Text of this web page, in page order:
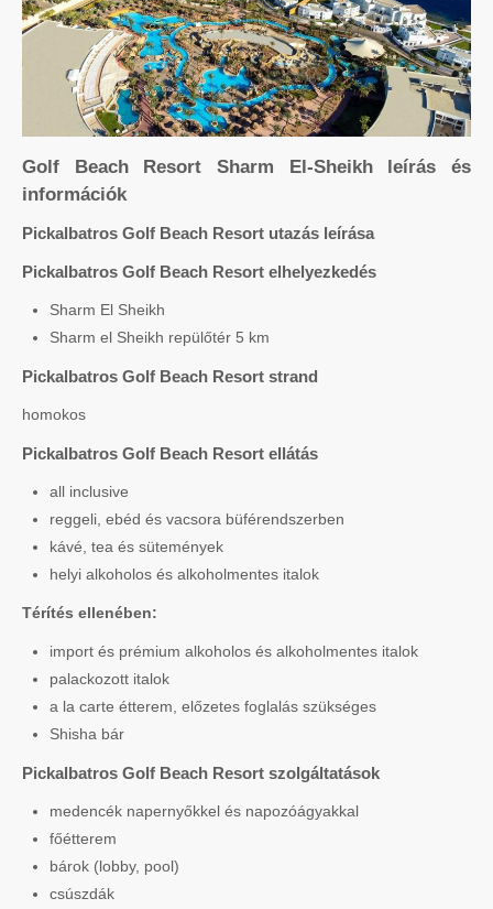
Golf Beach Resort Sharm El-Sheikh leírás és
információk
Pickalbatros Golf Beach Resort utazás leírása
Pickalbatros Golf Beach Resort elhelyezkedés
Sharm El Sheikh
Sharm el Sheikh repülőtér 5 km
Pickalbatros Golf Beach Resort strand
homokos
Pickalbatros Golf Beach Resort ellátás
all inclusive
reggeli, ebéd és vacsora büférendszerben
kávé, tea és sütemények
helyi alkoholos és alkoholmentes italok
Térítés ellenében:
import és prémium alkoholos és alkoholmentes italok
palackozott italok
a la carte étterem, előzetes foglalás szükséges
Shisha bár
Pickalbatros Golf Beach Resort szolgáltatások
medencék napernyőkkel és napozóágyakkal
főétterem
bárok (lobby, pool)
csúszdák